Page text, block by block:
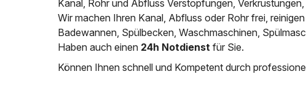
Kanal, Rohr und Abfluss Verstopfungen,
Wir machen Ihren Kanal, Abfluss oder Rohr frei,
Badewannen, Spülbecken, Waschmaschinen,
Haben auch einen 24h Notdienst für Sie.
Können Ihnen schnell und Kompetent durch